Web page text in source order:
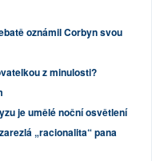
oznámil Corbyn svou
z minulosti?
je umělé noční osvětlení
„racionalita“ pana